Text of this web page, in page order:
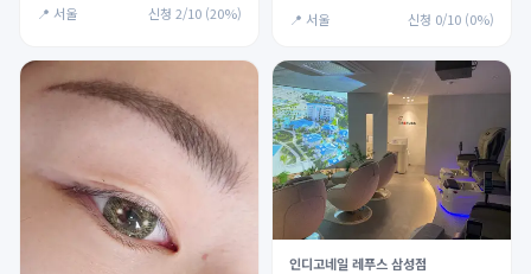
📍 서울 신청 2/10 (20%) 📍 서울 신청 0/10 (0%)
인디고네일 레푸스 삼성점